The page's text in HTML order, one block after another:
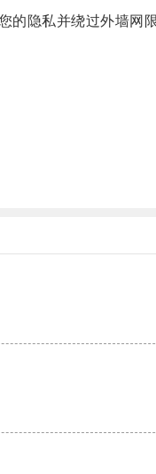
隐私并绕过外墙网限